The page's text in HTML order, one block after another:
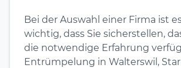
Bei der Auswahl einer Firma ist
wichtig, dass Sie sicherstellen,
die notwendige Erfahrung
Entrümpelung in Walterswil,